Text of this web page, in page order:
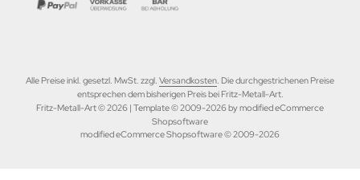
Alle Preise inkl. gesetzl. MwSt. zzgl. Versandkosten. Die durchgestrichenen Preise
entsprechen dem bisherigen Preis bei Fritz-Metall-Art.
Fritz-Metall-Art © 2026 | Template © 2009-2026 by modified eCommerce
Shopsoftware
modified eCommerce Shopsoftware © 2009-2026